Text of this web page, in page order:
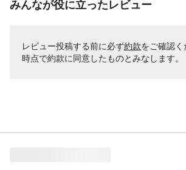
みんなが役に立ったレビュー
レビュー投稿する前に必ず約款をご確認く
時点で約款に同意したものとみなします。